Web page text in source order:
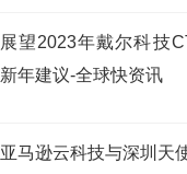
展望2023年戴尔科技
新年建议-全球快资讯
亚马逊云科技与深圳天